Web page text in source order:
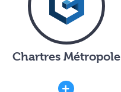
Chartres Métropole